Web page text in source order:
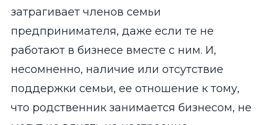
затрагивает членов семьи
предпринимателя, даже если те не
работают в бизнесе вместе с ним. И,
несомненно, наличие или отсутствие
поддержки семьи, ее отношение к тому,
что родственник занимается бизнесом, не